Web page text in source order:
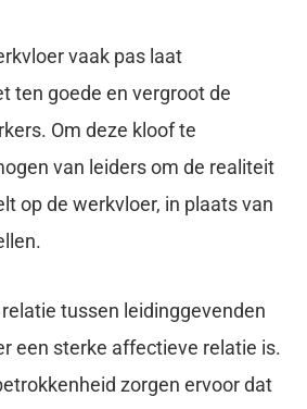
vaak pas laat
ten goede en vergroot de
Om deze kloof te
van leiders om de realiteit
op de werkvloer, in plaats van
tussen leidinggevenden
een sterke affectieve relatie is.
zorgen ervoor dat